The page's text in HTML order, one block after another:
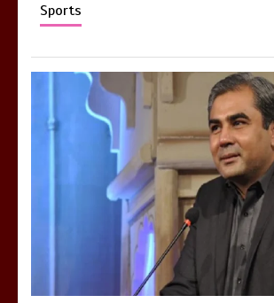
Sports